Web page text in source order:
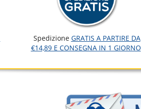
Spedizione GRATIS A PARTIRE DA
€14,89 E CONSEGNA IN 1 GIORNO